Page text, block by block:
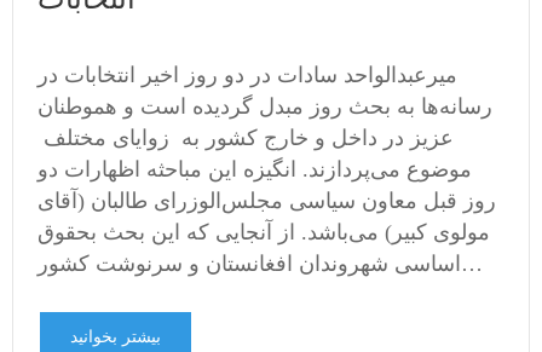
میرعبدالواحد سادات در دو روز اخیر انتخابات در
رسانه‌ها به بحث روز مبدل گردیده است و هموطنان
عزیز در داخل و خارج کشور به زوایای مختلف
موضوع می‌پردازند. انگیزه این مباحثه اظهارات دو
روز قبل معاون سیاسی مجلس‌الوزرای طالبان (آقای
مولوی کبیر) می‌باشد. از آنجایی که این بحث بحقوق
اساسی شهروندان افغانستان و سرنوشت کشور…
بیشتر بخوانید